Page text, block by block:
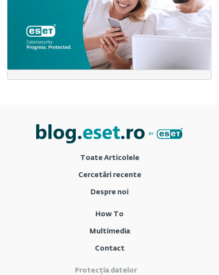
Toate Articolele
Cercetări recente
Despre noi
How To
Multimedia
Contact
Protecția datelor